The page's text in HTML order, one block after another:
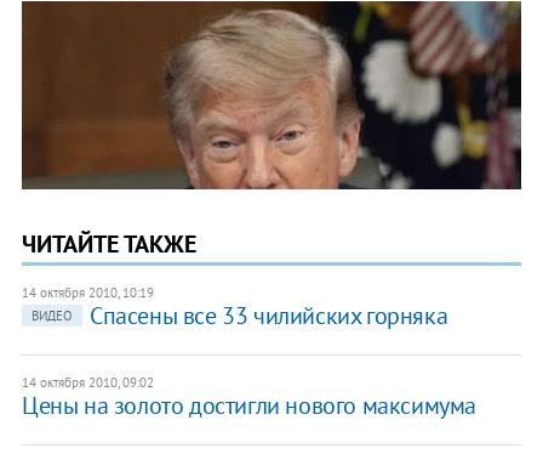
ЧИТАЙТЕ ТАКЖЕ
14 октября 2010, 10:19
ВИДЕО
Спасены все 33 чилийских горняка
14 октября 2010, 09:02
Цены на золото достигли нового максимума